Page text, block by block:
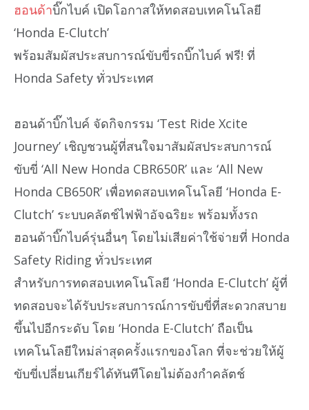
ฮอนด้าบิ๊กไบค์ เปิดโอกาสให้ทดสอบเทคโนโลยี
‘Honda E-Clutch’
พร้อมสัมผัสประสบการณ์ขับขี่รถบิ๊กไบค์ ฟรี! ที่
Honda Safety ทั่วประเทศ
ฮอนด้าบิ๊กไบค์ จัดกิจกรรม ‘Test Ride Xcite
Journey’ เชิญชวนผู้ที่สนใจมาสัมผัสประสบการณ์
ขับขี่ ‘All New Honda CBR650R’ และ ‘All New
Honda CB650R’ เพื่อทดสอบเทคโนโลยี ‘Honda E-
Clutch’ ระบบคลัตช์ไฟฟ้าอัจฉริยะ พร้อมทั้งรถ
ฮอนด้าบิ๊กไบค์รุ่นอื่นๆ โดยไม่เสียค่าใช้จ่ายที่ Honda
Safety Riding ทั่วประเทศ
สำหรับการทดสอบเทคโนโลยี ‘Honda E-Clutch’ ผู้ที่
ทดสอบจะได้รับประสบการณ์การขับขี่ที่สะดวกสบาย
ขึ้นไปอีกระดับ โดย ‘Honda E-Clutch’ ถือเป็น
เทคโนโลยีใหม่ล่าสุดครั้งแรกของโลก ที่จะช่วยให้ผู้
ขับขี่เปลี่ยนเกียร์ได้ทันทีโดยไม่ต้องกำคลัตช์